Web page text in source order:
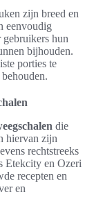
zijn breed en
eenvoudig
hun
bijhouden.
porties te
die
hiervan zijn
rechtstreeks
Etekcity en Ozeri
recepten en
en